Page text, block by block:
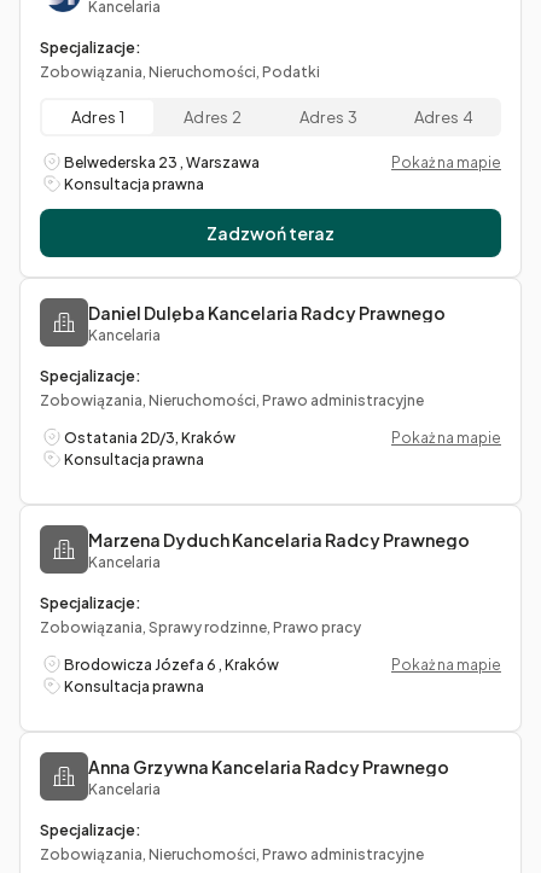
Kancelaria
Specjalizacje:
Zobowiązania, Nieruchomości, Podatki
Adres 1 Adres 2 Adres 3 Adres 4
Belwederska 23 , Warszawa
Pokaż na mapie
Konsultacja prawna
Zadzwoń teraz
Daniel Dulęba Kancelaria Radcy Prawnego
Kancelaria
Specjalizacje:
Zobowiązania, Nieruchomości, Prawo administracyjne
Ostatania 2D/3, Kraków
Pokaż na mapie
Konsultacja prawna
Marzena Dyduch Kancelaria Radcy Prawnego
Kancelaria
Specjalizacje:
Zobowiązania, Sprawy rodzinne, Prawo pracy
Brodowicza Józefa 6 , Kraków
Pokaż na mapie
Konsultacja prawna
Anna Grzywna Kancelaria Radcy Prawnego
Kancelaria
Specjalizacje:
Zobowiązania, Nieruchomości, Prawo administracyjne